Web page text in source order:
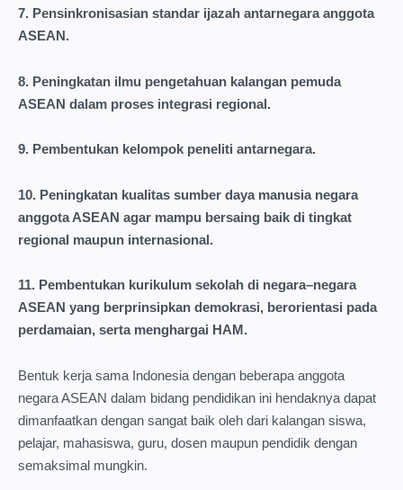
7. Pensinkronisasian standar ijazah antarnegara anggota
ASEAN.
8. Peningkatan ilmu pengetahuan kalangan pemuda
ASEAN dalam proses integrasi regional.
9. Pembentukan kelompok peneliti antarnegara.
10. Peningkatan kualitas sumber daya manusia negara
anggota ASEAN agar mampu bersaing baik di tingkat
regional maupun internasional.
11. Pembentukan kurikulum sekolah di negara–negara
ASEAN yang berprinsipkan demokrasi, berorientasi pada
perdamaian, serta menghargai HAM.
Bentuk kerja sama Indonesia dengan beberapa anggota
negara ASEAN dalam bidang pendidikan ini hendaknya dapat
dimanfaatkan dengan sangat baik oleh dari kalangan siswa,
pelajar, mahasiswa, guru, dosen maupun pendidik dengan
semaksimal mungkin.